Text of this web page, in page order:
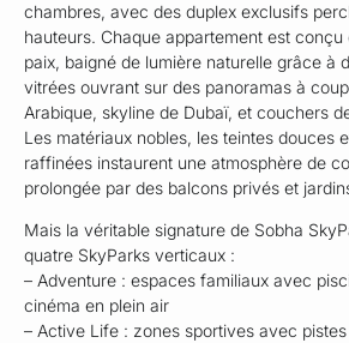
chambres, avec des duplex exclusifs
hauteurs. Chaque appartement est
paix, baigné de lumière naturelle grâce à
vitrées ouvrant sur des panoramas à
Arabique, skyline de Dubaï, et couchers
Les matériaux nobles, les teintes douces
raffinées instaurent une atmosphère de
prolongée par des balcons privés et
Mais la véritable signature de Sobha
quatre SkyParks verticaux :
– Adventure : espaces familiaux avec
cinéma en plein air
– Active Life : zones sportives avec